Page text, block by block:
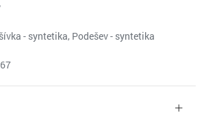
- syntetika, Podešev - syntetika